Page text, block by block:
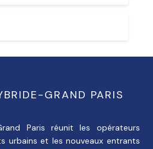
GRAND PARIS
Paris réunit les opérateurs
urbains et les nouveaux entrants